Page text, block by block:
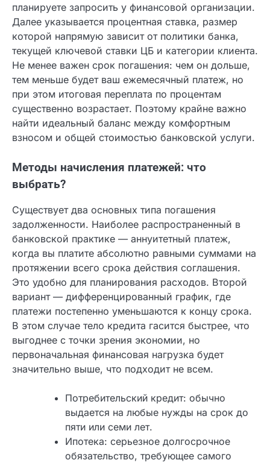
программы. В первую очередь это сумма займа,
которую вы планируете запросить у финансовой
организации. Далее указывается процентная
ставка, размер которой напрямую зависит от
политики банка, текущей ключевой ставки ЦБ и
категории клиента. Не менее важен срок
погашения: чем он дольше, тем меньше будет
ваш ежемесячный платеж, но при этом итоговая
переплата по процентам существенно
возрастает. Поэтому крайне важно найти
и общей стоимостью банковской услуги.
выбрать?
Существует два основных типа погашения
задолженности. Наиболее распространенный в
банковской практике — аннуитетный платеж,
когда вы платите абсолютно равными суммами
на протяжении всего срока действия
соглашения. Это удобно для планирования
расходов. Второй вариант —
дифференцированный график, где платежи
постепенно уменьшаются к концу срока. В этом
случае тело кредита гасится быстрее, что
первоначальная финансовая нагрузка будет
значительно выше, что подходит не всем.
Потребительский кредит: обычно
выдается на любые нужды на срок до